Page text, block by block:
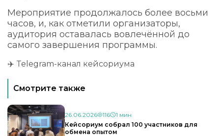
Мероприятие продолжалось более восьми
часов, и, как отметили организаторы,
аудитория оставалась вовлечённой до
самого завершения программы.
✈️ Telegram-канал кейсориума
Смотрите также
26.06.2026 116
1 мин
Кейсориум собрал 100 участников для
обмена опытом